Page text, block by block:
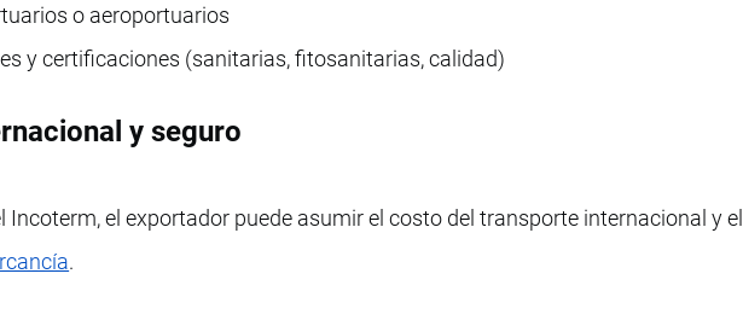
o aeroportuarios
y certificaciones (sanitarias, fitosanitarias, calidad)
y seguro
Incoterm, el exportador puede asumir el costo del transporte internacional y el
.